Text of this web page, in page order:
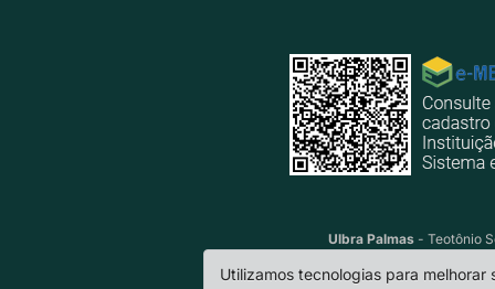
Ulbra Palmas- Teotônio
Utilizamos tecnologias para